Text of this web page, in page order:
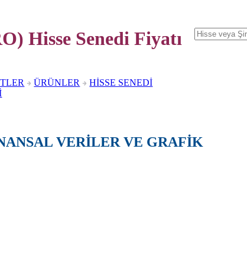
Hisse SenediFiyatı
ÜRÜNLER
HİSSE SENEDİ
VERİLER VE GRAFİK